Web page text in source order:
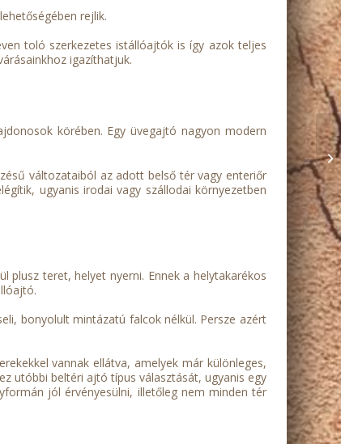
rejlik.
toló szerkezetes istállóajtók is így azok teljes
igazíthatjuk.
körében. Egy üvegajtó nagyon modern
változataiból az adott belső tér vagy enteriőr
ugyanis irodai vagy szállodai környezetben
plusz teret, helyet nyerni. Ennek a helytakarékos
bonyolult mintázatú falcok nélkül. Persze azért
vannak ellátva, amelyek már különleges,
utóbbi beltéri ajtó típus választását, ugyanis egy
jól érvényesülni, illetőleg nem minden tér